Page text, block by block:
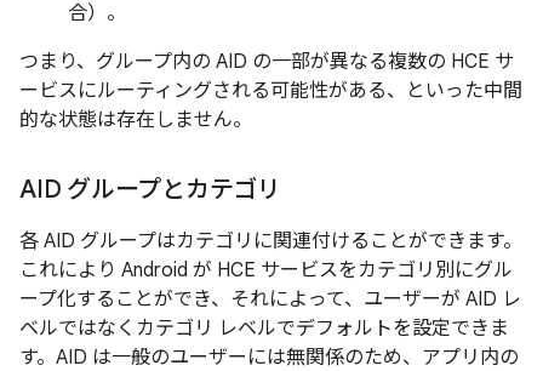
合）。
つまり、グループ内の AID の一部が異なる複数の HCE サ
ービスにルーティングされる可能性がある、といった中間
的な状態は存在しません。
AID グループとカテゴリ
各 AID グループはカテゴリに関連付けることができます。
これにより Android が HCE サービスをカテゴリ別にグル
ープ化することができ、それによって、ユーザーが AID レ
ベルではなくカテゴリ レベルでデフォルトを設定できま
す。AID は一般のユーザーには無関係のため、アプリ内の